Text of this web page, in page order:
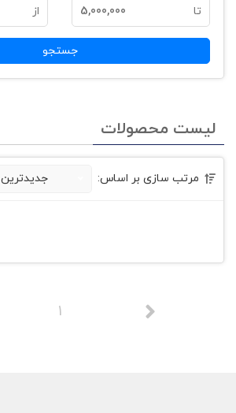
تا 5,000,000 از
جستجو
لیست محصولات
مرتب سازی بر اساس: جدیدترین
1